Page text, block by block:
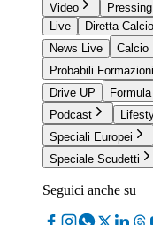
Video Pressing
Live
Diretta Calcio
News Live
Calcio
Probabili Formazioni
Drive UP
Podcast
Speciali Europei
Speciale Scudetti
Seguici anche su